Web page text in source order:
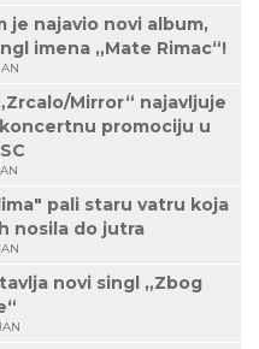
je najavio novi album,
imena „Mate Rimac“!
Mirror“ najavljuje
promociju u
pali staru vatru koja
nosila do jutra
novi singl „Zbog